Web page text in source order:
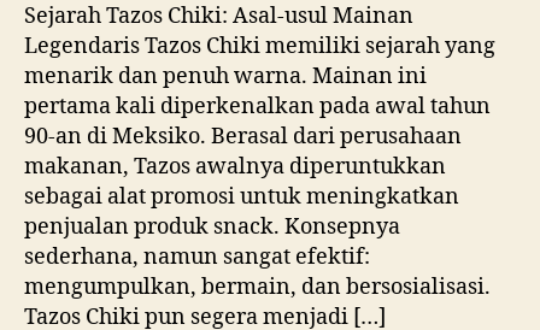
Sejarah Tazos Chiki: Asal-usul Mainan
Legendaris Tazos Chiki memiliki sejarah yang
menarik dan penuh warna. Mainan ini
pertama kali diperkenalkan pada awal tahun
90-an di Meksiko. Berasal dari perusahaan
makanan, Tazos awalnya diperuntukkan
sebagai alat promosi untuk meningkatkan
penjualan produk snack. Konsepnya
sederhana, namun sangat efektif:
mengumpulkan, bermain, dan bersosialisasi.
Tazos Chiki pun segera menjadi […]